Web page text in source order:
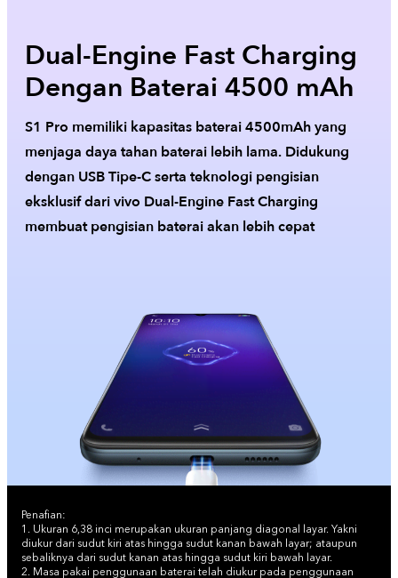
Dual-Engine Fast Charging
Dengan Baterai 4500 mAh
S1 Pro memiliki kapasitas baterai 4500mAh yang
menjaga daya tahan baterai lebih lama. Didukung
dengan USB Tipe-C serta teknologi pengisian
eksklusif dari vivo Dual-Engine Fast Charging
membuat pengisian baterai akan lebih cepat
Penafian:
1. Ukuran 6,38 inci merupakan ukuran panjang diagonal layar. Yakni
diukur dari sudut kiri atas hingga sudut kanan bawah layar; ataupun
sebaliknya dari sudut kanan atas hingga sudut kiri bawah layar.
2. Masa pakai penggunaan baterai telah diukur pada penggunaan